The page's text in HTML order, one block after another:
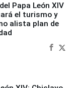
Papa León XIV
el turismo y
alista plan de